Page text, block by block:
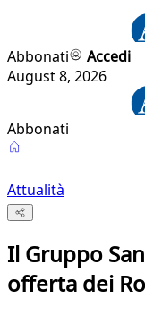
Abbonati
Accedi
August 8, 2026
Abbonati
Attualità
Il Gruppo
offerta dei